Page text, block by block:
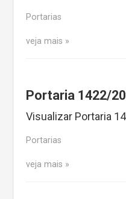
Portarias
veja mais
Portaria 1422/
Visualizar Portaria
Portarias
veja mais